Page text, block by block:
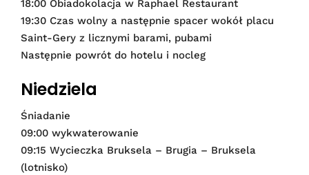
18:00 Obiadokolacja w Raphael Restaurant
19:30 Czas wolny a następnie spacer wokół placu
Saint-Gery z licznymi barami, pubami
Następnie powrót do hotelu i nocleg
Niedziela
Śniadanie
09:00 wykwaterowanie
09:15 Wycieczka Bruksela – Brugia – Bruksela
(lotnisko)